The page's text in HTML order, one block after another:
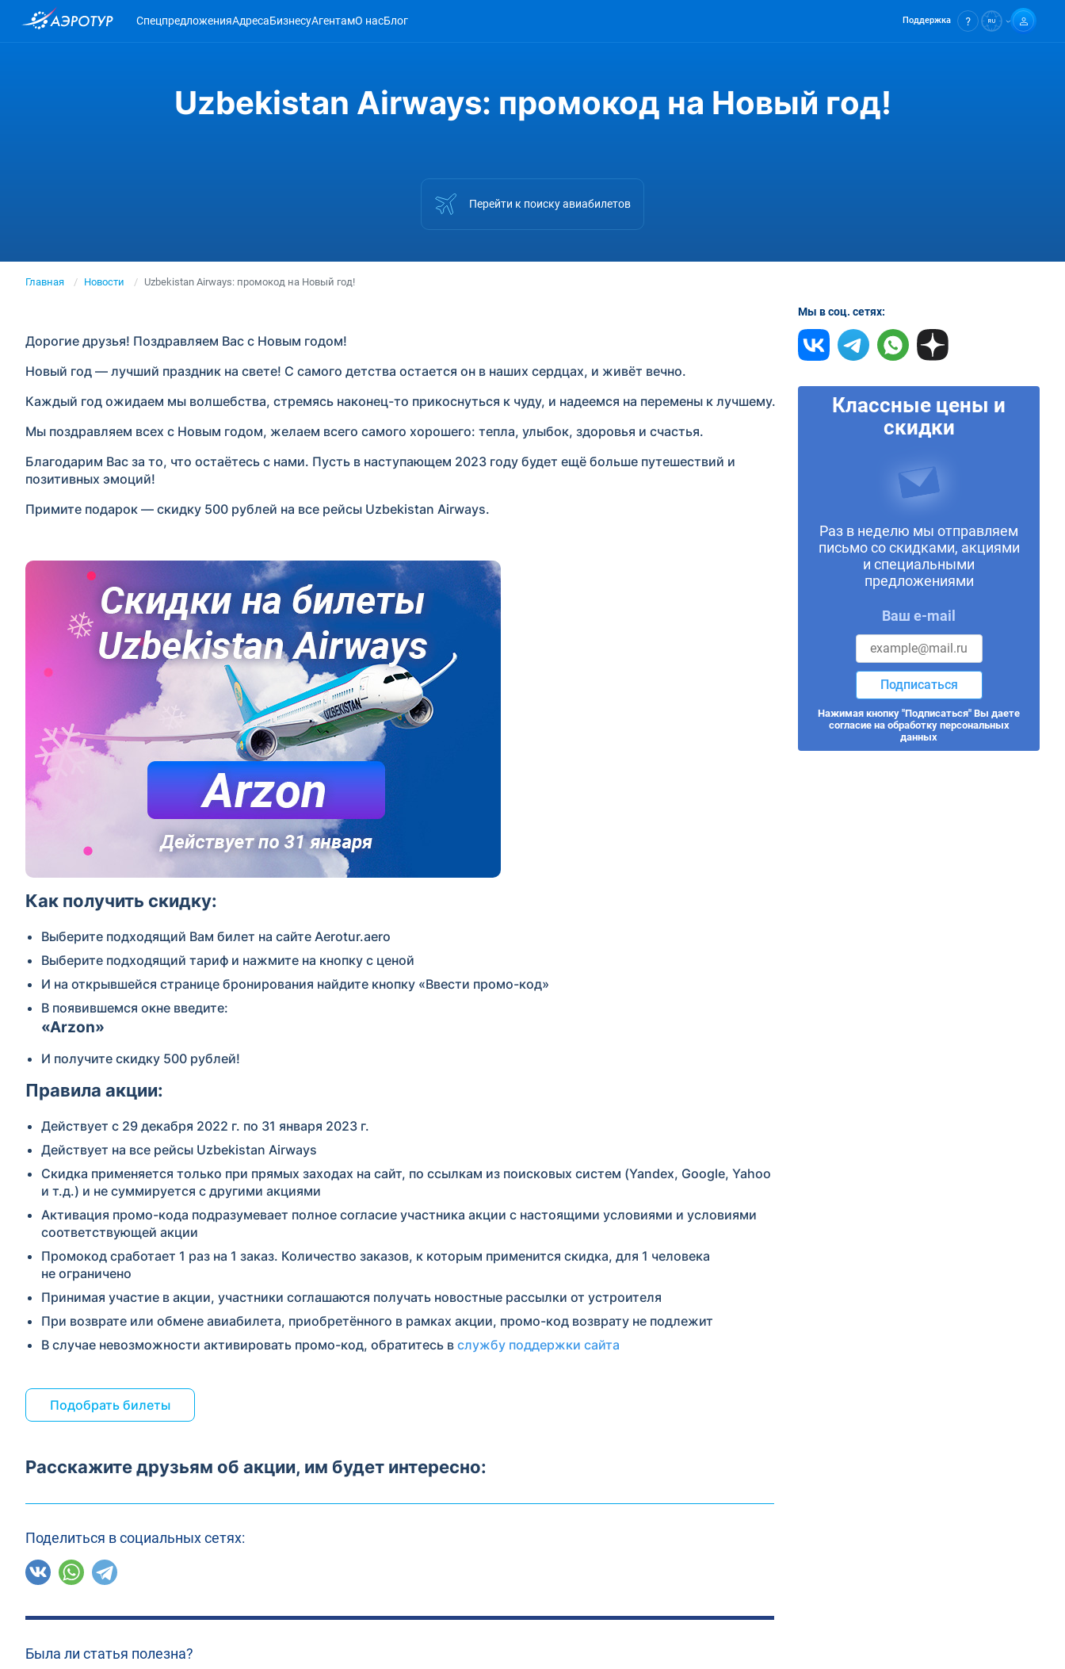
СпецпредложенияАдресаБизнесуАгентамО насБлог Поддержка
Uzbekistan Airways: промокод на Новый год!
Перейти к поиску авиабилетов
Главная Новости Uzbekistan Airways: промокод на Новый год!
Дорогие друзья! Поздравляем Вас с Новым годом!
Новый год — лучший праздник на свете! С самого детства остается он в наших сердцах, и живёт вечно.
Каждый год ожидаем мы волшебства, стремясь наконец-то прикоснуться к чуду, и надеемся на перемены к лучшему.
Мы поздравляем всех с Новым годом, желаем всего самого хорошего: тепла, улыбок, здоровья и счастья.
Благодарим Вас за то, что остаётесь с нами. Пусть в наступающем 2023 году будет ещё больше путешествий и
позитивных эмоций!
Примите подарок — скидку 500 рублей на все рейсы Uzbekistan Airways.
Как получить скидку:
Выберите подходящий Вам билет на сайте Aerotur.aero
Выберите подходящий тариф и нажмите на кнопку с ценой
И на открывшейся странице бронирования найдите кнопку «Ввести промо-код»
В появившемся окне введите:
«Arzon»
И получите скидку 500 рублей!
Правила акции:
Действует с 29 декабря 2022 г. по 31 января 2023 г.
Действует на все рейсы Uzbekistan Airways
Скидка применяется только при прямых заходах на сайт, по ссылкам из поисковых систем (Yandex, Google, Yahoo
и т.д.) и не суммируется с другими акциями
Активация промо-кода подразумевает полное согласие участника акции с настоящими условиями и условиями
соответствующей акции
Промокод сработает 1 раз на 1 заказ. Количество заказов, к которым применится скидка, для 1 человека
не ограничено
Принимая участие в акции, участники соглашаются получать новостные рассылки от устроителя
При возврате или обмене авиабилета, приобретённого в рамках акции, промо-код возврату не подлежит
В случае невозможности активировать промо-код, обратитесь в службу поддержки сайта
Подобрать билеты
Расскажите друзьям об акции, им будет интересно:
Поделиться в социальных сетях:
Была ли статья полезна?
Мы в соц. сетях:
Классные цены и
скидки
Раз в неделю мы отправляем
письмо со скидками, акциями
и специальными
предложениями
Ваш e-mail
Подписаться
Нажимая кнопку "Подписаться" Вы даете
согласие на обработку персональных
данных